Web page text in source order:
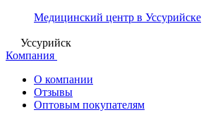
Медицинский центр в Уссурийске
Уссурийск
Компания
О компании
Отзывы
Оптовым покупателям